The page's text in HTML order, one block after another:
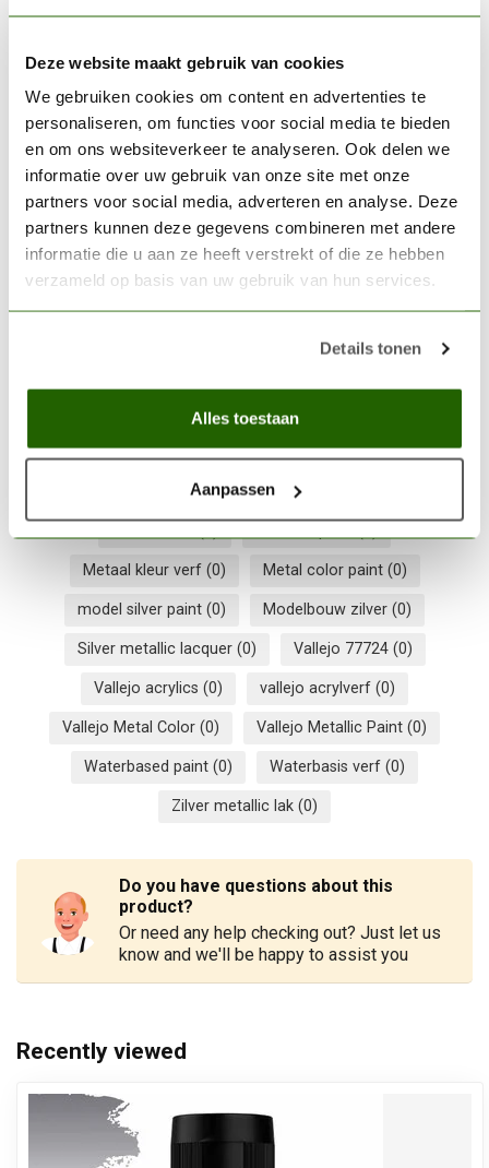
Deze website maakt gebruik van cookies
We gebruiken cookies om content en advertenties te
personaliseren, om functies voor social media te bieden
en om ons websiteverkeer te analyseren. Ook delen we
informatie over uw gebruik van onze site met onze
partners voor social media, adverteren en analyse. Deze
partners kunnen deze gegevens combineren met andere
informatie die u aan ze heeft verstrekt of die ze hebben
verzameld op basis van uw gebruik van hun services.
Details tonen
Alles toestaan
Aanpassen
In stock
VALLEJO
Vallejo Metal Color Gunmetal
Gray - 32ml - 77720
In stock
€9,31
VALLEJO
Vallejo Gloss Metal Varnish -
32ml - 77657
€5,73
32ml paint pot(0) 32ml verfblik(0)
Acryl airbrush verf(0) Acrylic airbrush paint
Metaal kleur verf (0) Metal color paint (0)
model silver paint (0) Modelbouw zilver (0)
Silver metallic lacquer (0) Vallejo 77724 (0)
Vallejo acrylics (0) vallejo acrylverf (0)
Vallejo Metal Color (0) Vallejo Metallic Paint (0)
Waterbased paint (0) Waterbasis verf (0)
Zilver metallic lak (0)
Do you have questions about this
product?
Or need any help checking out? Just let us
know and we'll be happy to assist you
Recently viewed